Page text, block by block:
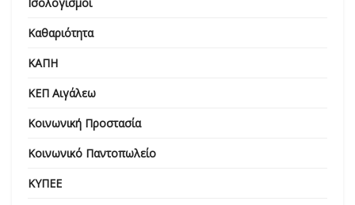
Ισολογισμοί
Καθαριότητα
ΚΑΠΗ
ΚΕΠ Αιγάλεω
Κοινωνική Προστασία
Κοινωνικό Παντοπωλείο
ΚΥΠΕΕ